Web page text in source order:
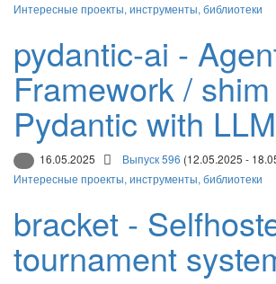
Интересные проекты, инструменты, библиотеки
pydantic-ai -
Framework /
Pydantic with
16.05.2025 Выпуск 596 (12.05.2025 -
Интересные проекты, инструменты, библиотеки
bracket -
tournament